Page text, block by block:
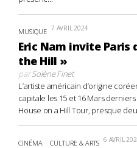
MUSIQUE 7 AVRIL 2024
Eric Nam invite Paris
the Hill »
parSolène Finet
L’artiste américain d’origine
capitale les 15 et 16 Mars
House on a Hill Tour, presque
CINÉMA CULTURE & ARTS 6 AVRIL